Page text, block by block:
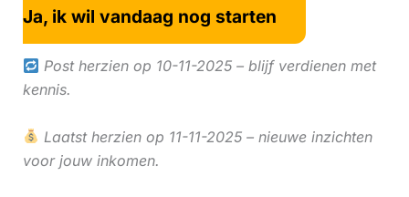
Ja, ik wil vandaag nog starten
Post herzien op 10-11-2025 – blijf verdienen met
kennis.
Laatst herzien op 11-11-2025 – nieuwe inzichten
voor jouw inkomen.